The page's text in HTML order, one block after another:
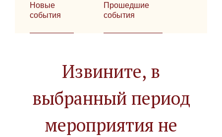
Новые
события
Прошедшие
события
Извините, в
выбранный период
мероприятия не